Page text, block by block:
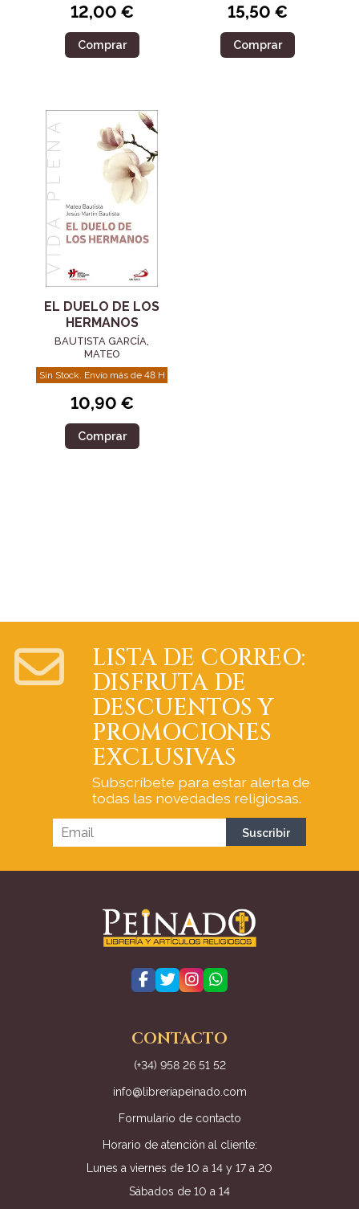
12,00 €
Comprar
15,50 €
Comprar
EL DUELO DE LOS
HERMANOS
BAUTISTA GARCÍA,
MATEO
Sin Stock. Envío más de 48 H
10,90 €
Comprar
LISTA DE CORREO:
DISFRUTA DE
DESCUENTOS Y
PROMOCIONES
EXCLUSIVAS
Subscríbete para estar alerta de
todas las novedades religiosas.
CONTACTO
(+34) 958 26 51 52
info@libreriapeinado.com
Formulario de contacto
Horario de atención al cliente:
Lunes a viernes de 10 a 14 y 17 a 20
Sábados de 10 a 14